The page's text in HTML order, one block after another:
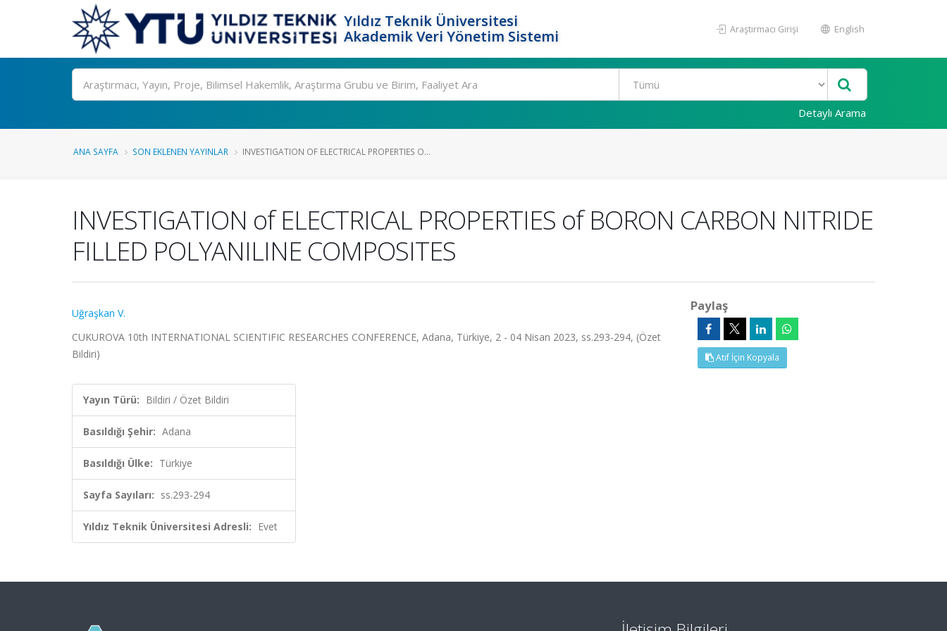
Yıldız Teknik Üniversitesi
Akademik Veri Yönetim Sistemi
Araştırmacı Girişi English
Ara
Detaylı Arama
ANA SAYFA SON EKLENEN YAYINLAR INVESTIGATION OF ELECTRICAL PROPERTIES O...
INVESTIGATION of ELECTRICAL PROPERTIES of BORON CARBON NITRIDE
FILLED POLYANILINE COMPOSITES
Uğraşkan V.
CUKUROVA 10th INTERNATIONAL SCIENTIFIC RESEARCHES CONFERENCE, Adana, Türkiye, 2 - 04 Nisan 2023, ss.293-294, (Özet
Bildiri)
Yayın Türü: Bildiri / Özet Bildiri
Basıldığı Şehir: Adana
Basıldığı Ülke: Türkiye
Sayfa Sayıları: ss.293-294
Yıldız Teknik Üniversitesi Adresli: Evet
Paylaş
Atıf İçin Kopyala